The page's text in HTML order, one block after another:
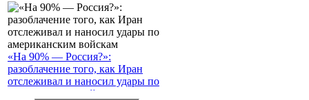
«На 90% — Россия?»:
разоблачение того, как Иран
отслеживал и наносил удары по
американским войскам